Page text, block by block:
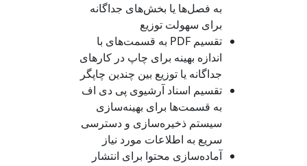
به فصل‌ها یا بخش‌های جداگانه
برای سهولت توزیع
تقسیم PDF به قسمت‌های با
اندازه بهینه برای چاپ در کارهای
جداگانه یا توزیع بین چندین چاپگر
تقسیم اسناد آرشیوی پی دی اف
به قسمت‌ها برای بهینه‌سازی
سیستم ذخیره‌سازی و دسترسی
سریع به اطلاعات مورد نیاز
آماده‌سازی محتوا برای انتشار